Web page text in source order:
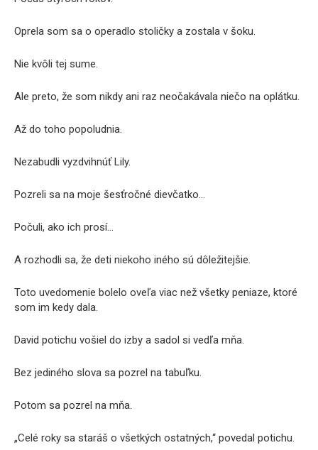
Oprela som sa o operadlo stoličky a zostala v šoku.
Nie kvôli tej sume.
Ale preto, že som nikdy ani raz neočakávala niečo na oplátku.
Až do toho popoludnia.
Nezabudli vyzdvihnúť Lily.
Pozreli sa na moje šesťročné dievčatko…
Počuli, ako ich prosí…
A rozhodli sa, že deti niekoho iného sú dôležitejšie.
Toto uvedomenie bolelo oveľa viac než všetky peniaze, ktoré
som im kedy dala.
David potichu vošiel do izby a sadol si vedľa mňa.
Bez jediného slova sa pozrel na tabuľku.
Potom sa pozrel na mňa.
„Celé roky sa staráš o všetkých ostatných,“ povedal potichu.